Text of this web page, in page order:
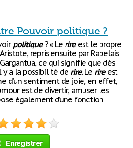
Pouvoir politique ?
politique? « Le rireest le propre
repris ensuite par Rabelais
ce qui signifie que dès
y a la possibilité de rire. Le rireest
d’un sentiment de joie, en effet,
est de divertir, amuser les
également d’une fonction
Enregistrer